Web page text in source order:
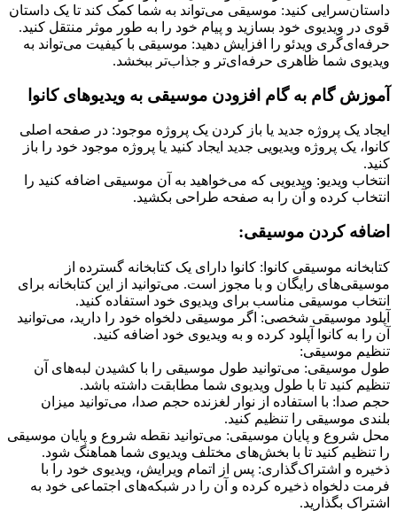
داستان‌سرایی کنید: موسیقی می‌تواند به شما کمک کند تا یک داستان
قوی در ویدیوی خود بسازید و پیام خود را به طور موثر منتقل کنید.
حرفه‌ای‌گری ویدئو را افزایش دهید: موسیقی با کیفیت می‌تواند به
ویدیوی شما ظاهری حرفه‌ای‌تر و جذاب‌تر ببخشد.
آموزش گام به گام افزودن موسیقی به ویدیوهای کانوا
ایجاد یک پروژه جدید یا باز کردن یک پروژه موجود: در صفحه اصلی
کانوا، یک پروژه ویدیویی جدید ایجاد کنید یا پروژه موجود خود را باز
کنید.
انتخاب ویدیو: ویدیویی که می‌خواهید به آن موسیقی اضافه کنید را
انتخاب کرده و آن را به صفحه طراحی بکشید.
اضافه کردن موسیقی:
کتابخانه موسیقی کانوا: کانوا دارای یک کتابخانه گسترده از
موسیقی‌های رایگان و با مجوز است. می‌توانید از این کتابخانه برای
انتخاب موسیقی مناسب برای ویدیوی خود استفاده کنید.
آپلود موسیقی شخصی: اگر موسیقی دلخواه خود را دارید، می‌توانید
آن را به کانوا آپلود کرده و به ویدیوی خود اضافه کنید.
تنظیم موسیقی:
طول موسیقی: می‌توانید طول موسیقی را با کشیدن لبه‌های آن
تنظیم کنید تا با طول ویدیوی شما مطابقت داشته باشد.
حجم صدا: با استفاده از نوار لغزنده حجم صدا، می‌توانید میزان
بلندی موسیقی را تنظیم کنید.
محل شروع و پایان موسیقی: می‌توانید نقطه شروع و پایان موسیقی
را تنظیم کنید تا با بخش‌های مختلف ویدیوی شما هماهنگ شود.
ذخیره و اشتراک‌گذاری: پس از اتمام ویرایش، ویدیوی خود را با
فرمت دلخواه ذخیره کرده و آن را در شبکه‌های اجتماعی خود به
اشتراک بگذارید.